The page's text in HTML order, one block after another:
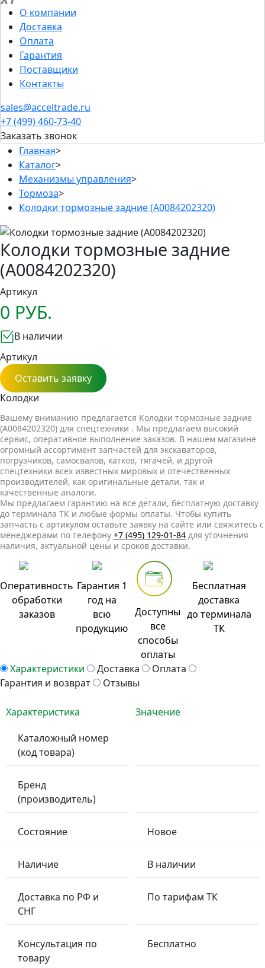
О компании
Доставка
Оплата
Гарантия
Поставщики
Контакты
sales@acceltrade.ru
+7 (499) 460-73-40
Заказать звонок
Главная>
Каталог>
Механизмы управления>
Тормоза>
Колодки тормозные задние (A0084202320)
Колодки тормозные задние
(A0084202320)
Артикул
0 РУБ.
В наличии
Артикул
Оставить заявку
Колодки
Вашему вниманию предлагается Колодки тормозные задние
(A0084202320) для спецтехники . Мы предлагаем высокий
сервис, оперативное выполнение заказов. В нашем магазине
огромный ассортимент запчастей для экскаваторов,
погрузчиков, самосвалов, катков, тягачей, и другой
спецтехники всех известных мировых и отечественных
производителей, как оригинальные детали, так и
качественные аналоги.
Мы предлагаем гарантию на все детали, бесплатную доставку
до терминала ТК и любые формы оплаты. Чтобы купить
запчасть с артикулом оставьте заявку на сайте или свяжитесь с
менеджерами по телефону +7 (495) 129-01-84 для уточнения
наличия, актуальной цены и сроков доставки.
Оперативность
обработки
заказов
Гарантия 1
год на
всю
продукцию
Доступны
все
способы
оплаты
Бесплатная
доставка
до терминала
ТК
Характеристики Доставка
Оплата
Гарантия и возврат
Отзывы
Характеристика
Значение
Каталожный номер
(код товара)
Бренд
(производитель)
Состояние Новое
Наличие В наличии
Доставка по РФ и
СНГ
По тарифам ТК
Консультация по
товару
Бесплатно